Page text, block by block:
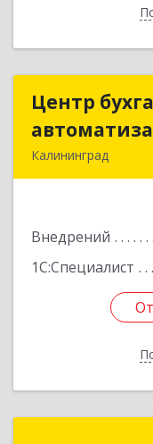
Центр
Калининград
Внедрений
1С:Специалист